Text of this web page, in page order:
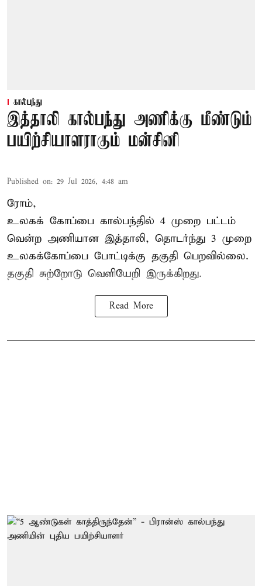
கால்பந்து
இத்தாலி கால்பந்து அணிக்கு மீண்டும்
பயிற்சியாளராகும் மன்சினி
Published on: 29 Jul 2026, 4:48 am
ரோம்,
உலகக் கோப்பை கால்பந்தில் 4 முறை பட்டம்
வென்ற அணியான இத்தாலி, தொடர்ந்து 3 முறை
உலகக்கோப்பை போட்டிக்கு தகுதி பெறவில்லை.
தகுதி சுற்றோடு வெளியேறி இருக்கிறது.
Read More